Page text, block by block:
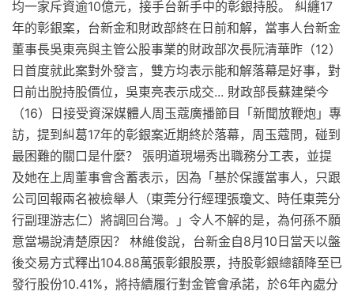
均一家斥資逾10億元，接手台新手中的彰銀持股。 糾纏17
年的彰銀案，台新金和財政部終在日前和解，當事人台新金
董事長吳東亮與主管公股事業的財政部次長阮清華昨（12）
日首度就此案對外發言，雙方均表示能和解落幕是好事，對
日前出脫持股價位，吳東亮表示成交... 財政部長蘇建榮今
（16）日接受資深媒體人周玉蔻廣播節目「新聞放鞭炮」專
訪，提到糾葛17年的彰銀案近期終於落幕，周玉蔻問，碰到
最困難的關口是什麼？ 張明道現場秀出職務分工表，並提
及她在上周董事會含蓄表示，因為「基於保護當事人，只跟
公司回報兩名被檢舉人（東莞分行經理張瓊文、時任東莞分
行副理游志仁）將調回台灣。」令人不解的是，為何孫不願
意當場說清楚原因？ 林維俊說，台新金自8月10日當天以盤
後交易方式釋出104.88萬張彰銀股票，持股彰銀總額降至已
發行股份10.41%，將持續履行對金管會承諾，於6年內處分